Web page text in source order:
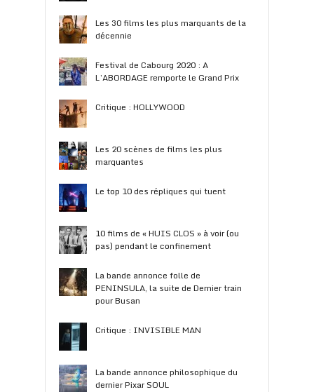
Les 30 films les plus marquants de la
décennie
Festival de Cabourg 2020 : A
L’ABORDAGE remporte le Grand Prix
Critique : HOLLYWOOD
Les 20 scènes de films les plus
marquantes
Le top 10 des répliques qui tuent
10 films de « HUIS CLOS » à voir (ou
pas) pendant le confinement
La bande annonce folle de
PENINSULA, la suite de Dernier train
pour Busan
Critique : INVISIBLE MAN
La bande annonce philosophique du
dernier Pixar SOUL